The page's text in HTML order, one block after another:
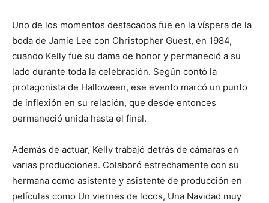
Uno de los momentos destacados fue en la víspera de la
boda de Jamie Lee con Christopher Guest, en 1984,
cuando Kelly fue su dama de honor y permaneció a su
lado durante toda la celebración. Según contó la
protagonista de Halloween, ese evento marcó un punto
de inflexión en su relación, que desde entonces
permaneció unida hasta el final.
Además de actuar, Kelly trabajó detrás de cámaras en
varias producciones. Colaboró estrechamente con su
hermana como asistente y asistente de producción en
películas como Un viernes de locos, Una Navidad muy